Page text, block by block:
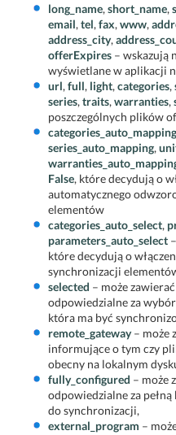
long_name,short_name,
email,tel,fax,www,
address_city,
offerExpires – wskazują
wyświetlane w aplikacji
url,full, light,categories,
series,traits,warranties,
poszczególnych plików
categories_auto_mapping
series_auto_mapping,
False, które decydują o
automatycznego
elementów
categories_auto_select,
parameters_auto_select
które decydują o
synchronizacji
selected – może
odpowiedzialne za
która ma być
remote_gateway – może
informujące o tym czy
obecny na lokalnym
fully_configured – może
odpowiedzialne za
do synchronizacji,
external_program –